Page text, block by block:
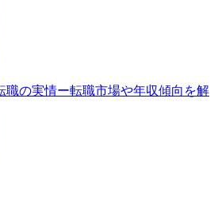
職の実情ー転職市場や年収傾向を解